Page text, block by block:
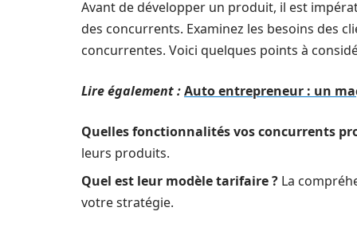
Avant de développer un produit, il est
des concurrents. Examinez les besoins des
concurrentes. Voici quelques points à
Lire également :Auto entrepreneur : un
Quelles fonctionnalités vos concurrents
leurs produits.
Quel est leur modèle tarifaire ? La
votre stratégie.